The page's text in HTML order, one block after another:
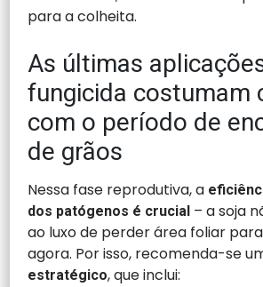
para a colheita.
As últimas
fungicida costumam
com o período de
de grãos
Nessa fase reprodutiva, a
dos patógenos é crucial – a soja
ao luxo de perder área foliar
agora. Por isso, recomenda-se
estratégico, que inclui: